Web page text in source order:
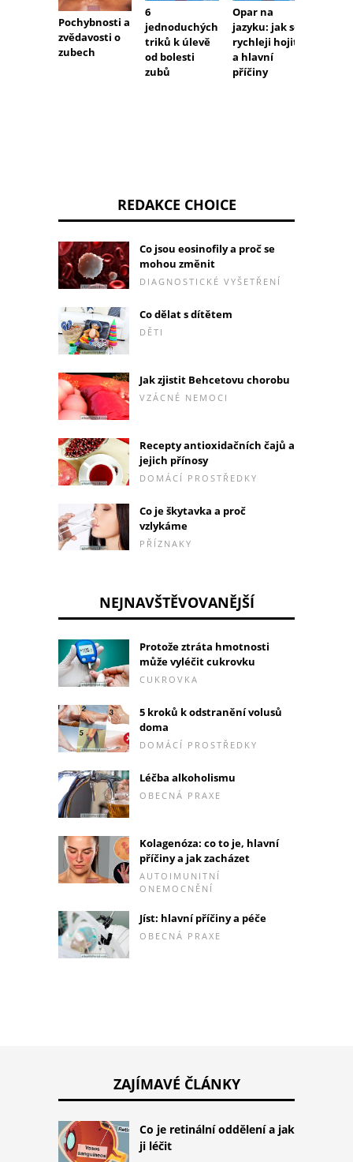
Pochybnosti a
zvědavosti o
zubech
6
jednoduchých
triků k úlevě
od bolesti
zubů
Opar na
jazyku: jak se
rychleji hojit
a hlavní
příčiny
REDAKCE CHOICE
Co jsou eosinofily a proč se
mohou změnit
DIAGNOSTICKÉ VYŠETŘENÍ
Co dělat s dítětem
DĚTI
Jak zjistit Behcetovu chorobu
VZÁCNÉ NEMOCI
Recepty antioxidačních čajů a
jejich přínosy
DOMÁCÍ PROSTŘEDKY
Co je škytavka a proč
vzlykáme
PŘÍZNAKY
NEJNAVŠTĚVOVANĚJŠÍ
Protože ztráta hmotnosti
může vyléčit cukrovku
CUKROVKA
5 kroků k odstranění volusů
doma
DOMÁCÍ PROSTŘEDKY
Léčba alkoholismu
OBECNÁ PRAXE
Kolagenóza: co to je, hlavní
příčiny a jak zacházet
AUTOIMUNITNÍ
ONEMOCNĚNÍ
Jíst: hlavní příčiny a péče
OBECNÁ PRAXE
ZAJÍMAVÉ ČLÁNKY
Co je retinální oddělení a jak
ji léčit